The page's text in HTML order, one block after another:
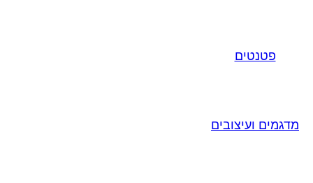
פטנטים
מדגמים ועיצובים